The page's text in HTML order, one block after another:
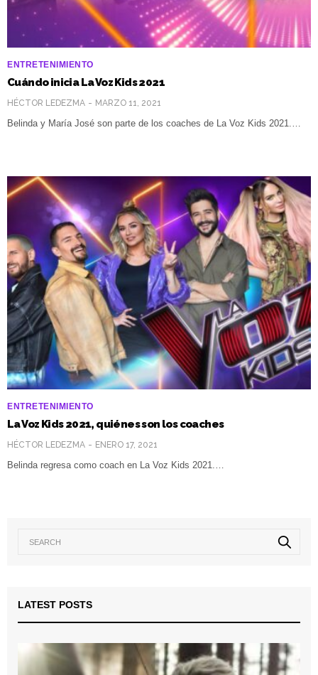
ENTRETENIMIENTO
Cuándo inicia La Voz Kids 2021
HÉCTOR LEDEZMA MARZO 11, 2021
Belinda y María José son parte de los coaches de La Voz Kids 2021.…
ENTRETENIMIENTO
La Voz Kids 2021, quiénes son los coaches
HÉCTOR LEDEZMA ENERO 17, 2021
Belinda regresa como coach en La Voz Kids 2021.…
LATEST POSTS